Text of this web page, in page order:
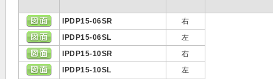
IPDP15-06SR 右
IPDP15-06SL
左
IPDP15-10SR
右
IPDP15-10SL
左